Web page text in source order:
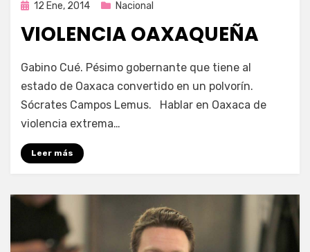
Publicada
12 Ene, 2014 Nacional
VIOLENCIA OAXAQUEÑA
por Enrique
Gabino Cué. Pésimo gobernante que tiene al
estado de Oaxaca convertido en un polvorín.
Sócrates Campos Lemus. Hablar en Oaxaca de
violencia extrema…
Leer más